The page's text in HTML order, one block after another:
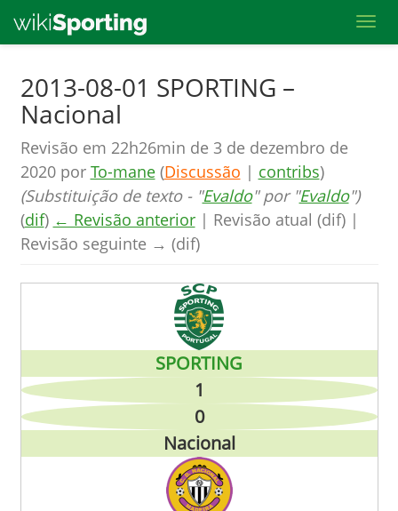
main
content
2013-08-01 SPORTING –
Nacional
Revisão em 22h26min de 3 de dezembro de
2020 por To-mane (Discussão | contribs)
(Substituição de texto - "Evaldo" por "Evaldo")
(dif) ← Revisão anterior| Revisão atual (dif) |
Revisão seguinte → (dif)
SPORTING
1
0
Nacional